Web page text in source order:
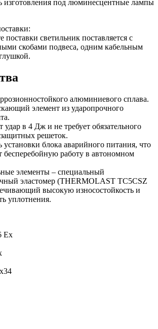
изготовления под люминесцентные лампы
поставки светильник поставляется с
скобами подвеса, одним кабельным
алюминиевого сплава.
элемент из ударопрочного
в 4 Дж и не требует обязательного
решеток.
блока аварийного питания, что
бесперебойную работу в автономном
элементы – специальный
эластомер (THERMOLAST TC5CSZ
высокую износостойкость и
уплотнения.
Ех